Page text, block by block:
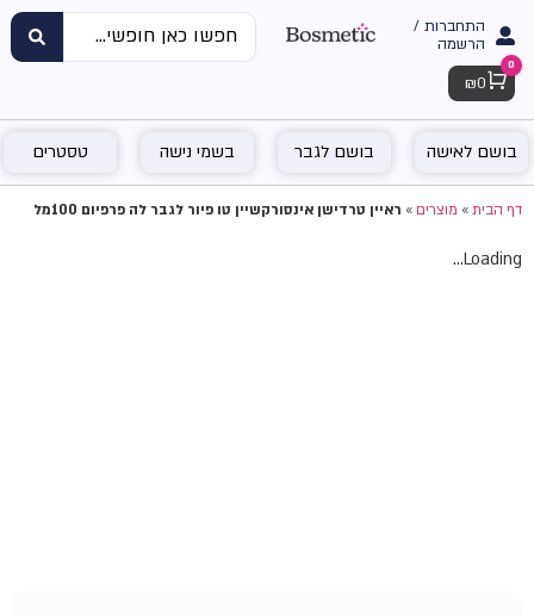
התחברות /
הרשמה
Cart
0
₪ 0
בושם לאישה בושם לגבר בשמי נישה טסטרים
דף הבית»מוצרים»ראיין טרדישן אינסורקשיין טו פיור לגבר לה פרפיום 100מל
Loading...